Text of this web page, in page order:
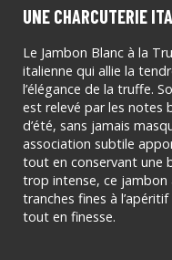
UNE CHARCUTERIE
Le Jambon Blanc à la
italienne qui allie la
l’élégance de la truffe.
est relevé par les notes
d’été, sans jamais
association subtile
tout en conservant une
trop intense, ce jambon
tranches fines à
tout en finesse.